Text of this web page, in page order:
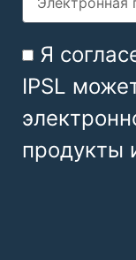
Я
IPSL
продукты